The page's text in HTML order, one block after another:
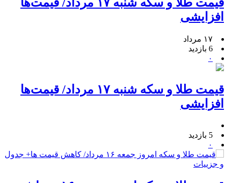
قیمت طلا و سکه شنبه ۱۷ مرداد/ قیمت‌ها
افزایشی
۱۷ مرداد
6 بازدید
۰
قیمت طلا و سکه شنبه ۱۷ مرداد/ قیمت‌ها
افزایشی
5 بازدید
۰